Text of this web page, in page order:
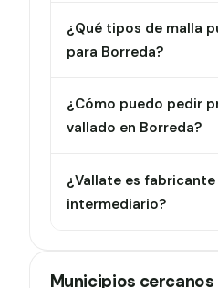
¿Qué tipos de malla
para Borreda?
¿Cómo puedo pedir
vallado en Borreda?
¿Vallate es fabricante
intermediario?
Municipios